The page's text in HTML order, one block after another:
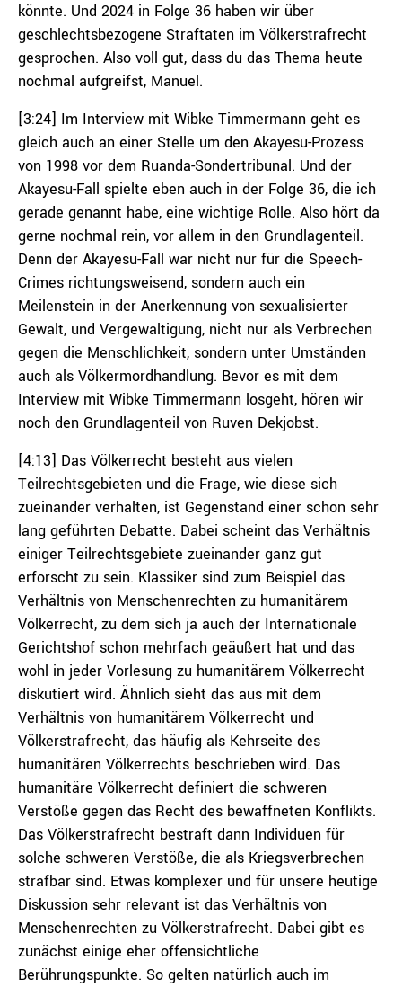
könnte. Und 2024 in Folge 36 haben wir über
geschlechtsbezogene Straftaten im Völkerstrafrecht
gesprochen. Also voll gut, dass du das Thema heute
nochmal aufgreifst, Manuel.
[3:24] Im Interview mit Wibke Timmermann geht es
gleich auch an einer Stelle um den Akayesu-Prozess
von 1998 vor dem Ruanda-Sondertribunal. Und der
Akayesu-Fall spielte eben auch in der Folge 36, die ich
gerade genannt habe, eine wichtige Rolle. Also hört da
gerne nochmal rein, vor allem in den Grundlagenteil.
Denn der Akayesu-Fall war nicht nur für die Speech-
Crimes richtungsweisend, sondern auch ein
Meilenstein in der Anerkennung von sexualisierter
Gewalt, und Vergewaltigung, nicht nur als Verbrechen
gegen die Menschlichkeit, sondern unter Umständen
auch als Völkermordhandlung. Bevor es mit dem
Interview mit Wibke Timmermann losgeht, hören wir
noch den Grundlagenteil von Ruven Dekjobst.
[4:13] Das Völkerrecht besteht aus vielen
Teilrechtsgebieten und die Frage, wie diese sich
zueinander verhalten, ist Gegenstand einer schon sehr
lang geführten Debatte. Dabei scheint das Verhältnis
einiger Teilrechtsgebiete zueinander ganz gut
erforscht zu sein. Klassiker sind zum Beispiel das
Verhältnis von Menschenrechten zu humanitärem
Völkerrecht, zu dem sich ja auch der Internationale
Gerichtshof schon mehrfach geäußert hat und das
wohl in jeder Vorlesung zu humanitärem Völkerrecht
diskutiert wird. Ähnlich sieht das aus mit dem
Verhältnis von humanitärem Völkerrecht und
Völkerstrafrecht, das häufig als Kehrseite des
humanitären Völkerrechts beschrieben wird. Das
humanitäre Völkerrecht definiert die schweren
Verstöße gegen das Recht des bewaffneten Konflikts.
Das Völkerstrafrecht bestraft dann Individuen für
solche schweren Verstöße, die als Kriegsverbrechen
strafbar sind. Etwas komplexer und für unsere heutige
Diskussion sehr relevant ist das Verhältnis von
Menschenrechten zu Völkerstrafrecht. Dabei gibt es
zunächst einige eher offensichtliche
Berührungspunkte. So gelten natürlich auch im